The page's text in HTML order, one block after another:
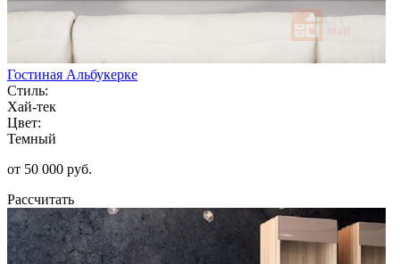
Гостиная Альбукерке
Стиль:
Хай-тек
Цвет:
Темный
от 50 000 руб.
Рассчитать